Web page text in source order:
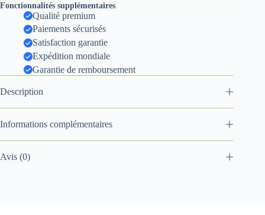
Fonctionnalités supplémentaires
Qualité premium
Paiements sécurisés
Satisfaction garantie
Expédition mondiale
Garantie de remboursement
Description
Informations complémentaires
Avis (0)